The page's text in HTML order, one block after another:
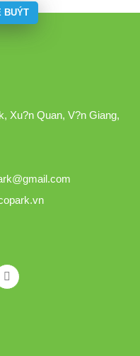
BUÝT
Xu?n Quan, V?n Giang,